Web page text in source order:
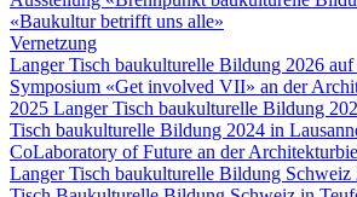
«Baukultur betrifft uns alle»
Vernetzung
Langer Tisch baukulturelle Bildung 2026
Symposium «Get involved VII» an der
2025 Langer Tisch baukulturelle Bildung
Tisch baukulturelle Bildung 2024 in
CoLaboratory of Future an der
Langer Tisch baukulturelle Bildung